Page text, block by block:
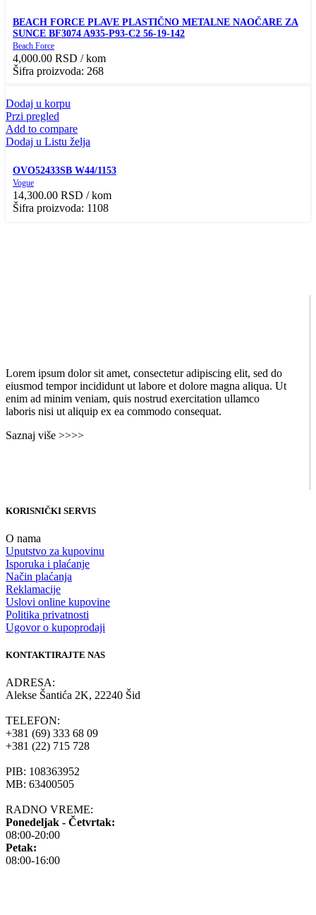
BEACH FORCE PLAVE PLASTIČNO METALNE NAOČARE ZA
SUNCE BF3074 A935-P93-C2 56-19-142
Beach Force
4,000.00 RSD / kom
Šifra proizvoda: 268
Dodaj u korpu
Przi pregled
Add to compare
Dodaj u Listu želja
OVO52433SB W44/1153
Vogue
14,300.00 RSD / kom
Šifra proizvoda: 1108
Lorem ipsum dolor sit amet, consectetur adipiscing elit, sed do
eiusmod tempor incididunt ut labore et dolore magna aliqua. Ut
enim ad minim veniam, quis nostrud exercitation ullamco
laboris nisi ut aliquip ex ea commodo consequat.
Saznaj više >>>>
KORISNIČKI SERVIS
O nama
Uputstvo za kupovinu
Isporuka i plaćanje
Način plaćanja
Reklamacije
Uslovi online kupovine
Politika privatnosti
Ugovor o kupoprodaji
KONTAKTIRAJTE NAS
ADRESA:
Alekse Šantića 2K, 22240 Šid
TELEFON:
+381 (69) 333 68 09
+381 (22) 715 728
PIB: 108363952
MB: 63400505
RADNO VREME:
Ponedeljak - Četvrtak:
08:00-20:00
Petak:
08:00-16:00